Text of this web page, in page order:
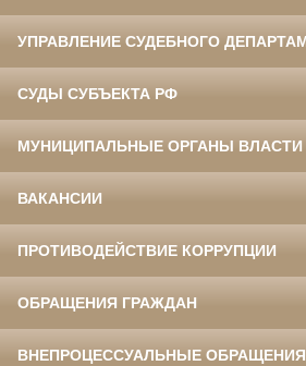
УПРАВЛЕНИЕ СУДЕБНОГО
СУДЫ СУБЪЕКТА РФ
МУНИЦИПАЛЬНЫЕ ОРГАНЫ ВЛАСТИ
ВАКАНСИИ
ПРОТИВОДЕЙСТВИЕ КОРРУПЦИИ
ОБРАЩЕНИЯ ГРАЖДАН
ВНЕПРОЦЕССУАЛЬНЫЕ ОБРАЩЕНИЯ